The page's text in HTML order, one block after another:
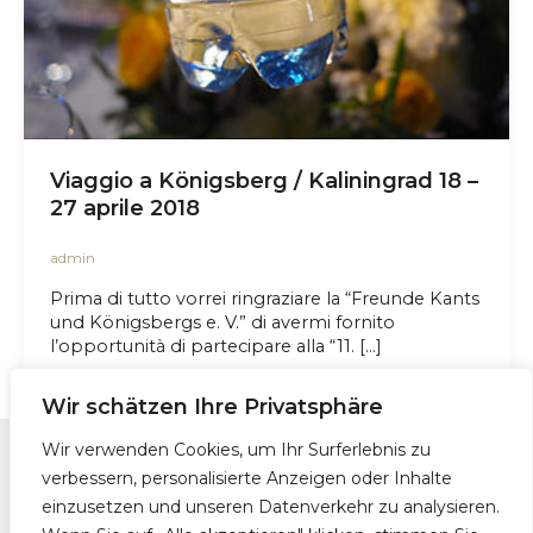
Wir schätzen Ihre Privatsphäre
Wir verwenden Cookies, um Ihr Surferlebnis zu
verbessern, personalisierte Anzeigen oder Inhalte
einzusetzen und unseren Datenverkehr zu analysieren.
Viaggio a Königsberg / Kaliningrad 18 –
27 aprile 2018
admin
Prima di tutto vorrei ringraziare la “Freunde Kants
und Königsbergs e. V.” di avermi fornito
l’opportunità di partecipare alla “11. […]
Kontakt